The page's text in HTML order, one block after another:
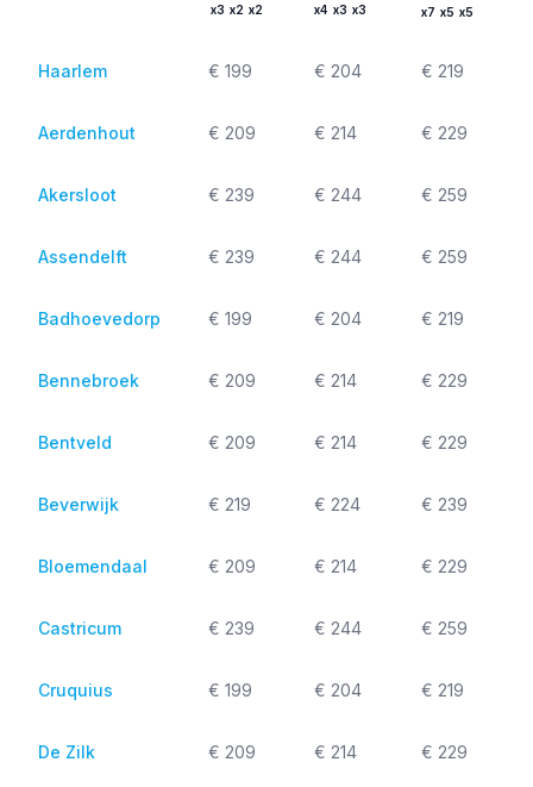
x3 x2 x2 x4 x3 x3 x7 x5 x5
Haarlem € 199 € 204 € 219
Aerdenhout € 209 € 214 € 229
Akersloot € 239 € 244 € 259
Assendelft € 239 € 244 € 259
Badhoevedorp € 199 € 204 € 219
Bennebroek € 209 € 214 € 229
Bentveld € 209 € 214 € 229
Beverwijk € 219 € 224 € 239
Bloemendaal € 209 € 214 € 229
Castricum € 239 € 244 € 259
Cruquius € 199 € 204 € 219
De Zilk € 209 € 214 € 229